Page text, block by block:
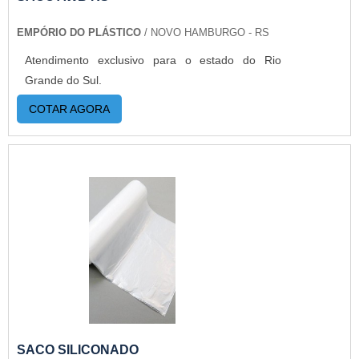
saber mais informações, basta solicitar um
orçamento..
EMPÓRIO DO PLÁSTICO / NOVO HAMBURGO - RS
Atendimento exclusivo para o estado do Rio
Grande do Sul.
COTAR AGORA
SACO SILICONADO